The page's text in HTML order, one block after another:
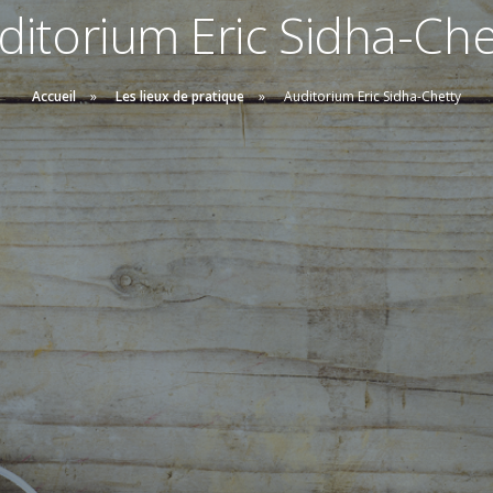
Eric Sidha-
Accueil Les lieux de pratique Auditorium Eric Sidha-Chetty